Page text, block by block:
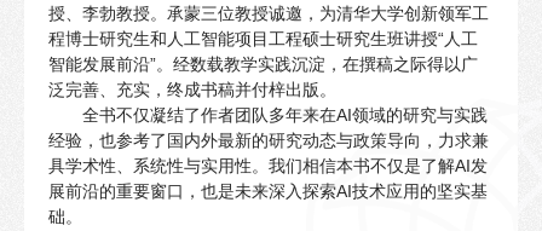
授、李勃教授。承蒙三位教授诚邀，为清华大学创新领军工
程博士研究生和人工智能项目工程硕士研究生班讲授“人工
智能发展前沿”。经数载教学实践沉淀，在撰稿之际得以广
泛完善、充实，终成书稿并付梓出版。
全书不仅凝结了作者团队多年来在AI领域的研究与实践
经验，也参考了国内外最新的研究动态与政策导向，力求兼
具学术性、系统性与实用性。我们相信本书不仅是了解AI发
展前沿的重要窗口，也是未来深入探索AI技术应用的坚实基
础。